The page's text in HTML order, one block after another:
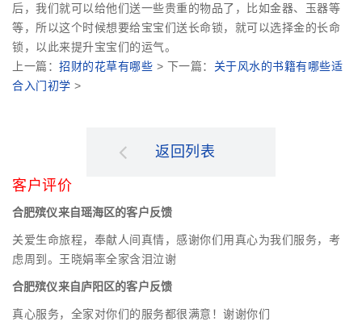
后，我们就可以给他们送一些贵重的物品了，比如金器、玉器等
等，所以这个时候想要给宝宝们送长命锁，就可以选择金的长命
锁，以此来提升宝宝们的运气。
上一篇： 招财的花草有哪些 > 下一篇： 关于风水的书籍有哪些适
合入门初学 >
返回列表
客户评价
合肥殡仪来自瑶海区的客户反馈
关爱生命旅程，奉献人间真情，感谢你们用真心为我们服务，考
虑周到。王晓娟率全家含泪泣谢
合肥殡仪来自庐阳区的客户反馈
真心服务，全家对你们的服务都很满意！谢谢你们